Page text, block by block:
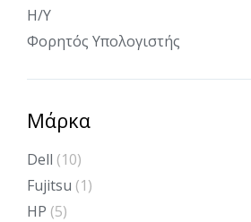
Η/Υ
Φορητός Υπολογιστής
Μάρκα
Dell (10)
Fujitsu (1)
HP (5)